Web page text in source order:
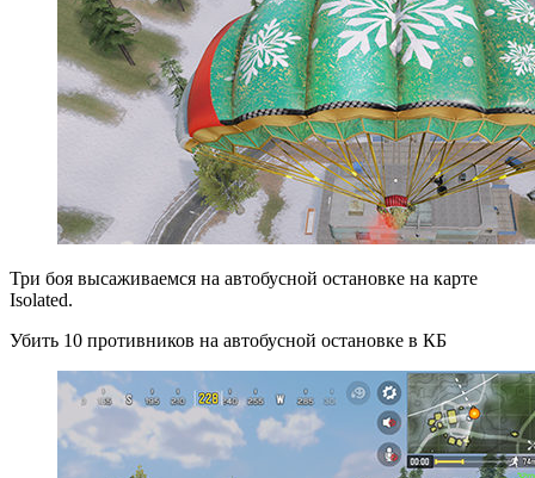
Три боя высаживаемся на автобусной остановке на карте
Isolated.
Убить 10 противников на автобусной остановке в КБ